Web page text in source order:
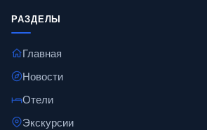
РАЗДЕЛЫ
Главная
Новости
Отели
Экскурсии